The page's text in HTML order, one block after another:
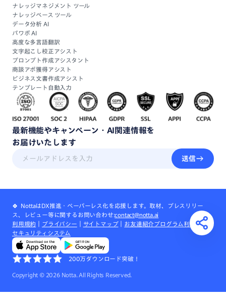
ナレッジマネジメント ツール
ナレッジベース ツール
データ分析 AI
パワポ AI
高度な多言語翻訳
文字起こし校正アシスト
プロンプト作成アシスタント
商談アポ獲得アシスト
ビジネス文書作成アシスト
テンプレート自動入力
最新機能やキャンペーン・ AI関連情報を
お届けいたします
送信
🍀 NottaはDX推進・ペーパーレス化を応援します。取材、プレスリリー
ス、レビュー等に関するお問い合わせ:contact@notta.ai
利用規約
プライバシー サイトマップ｜ お友達紹介プログラム利用規約
｜
セキュリティシステム
200万ダウンロード突破！
Copyright © 2026Notta. All Rights Reserved.